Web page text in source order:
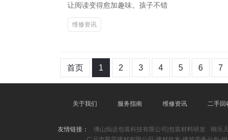
让阅读变得愈加趣味。孩子不错
维修资讯
首页 1 2 3 4 5 6 7
关于我们 服务指南 维修资讯 二手回
友情链接： 佛山灿达包装科技有限公司|包装材料研发 桐乐